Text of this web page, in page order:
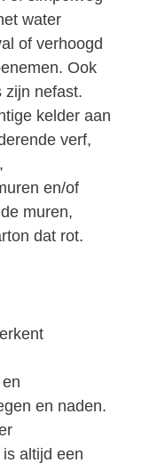
water
of verhoogd
Ook
zijn nefast.
kelder aan
verf,
en/of
muren,
dat rot.
en naden.
altijd een